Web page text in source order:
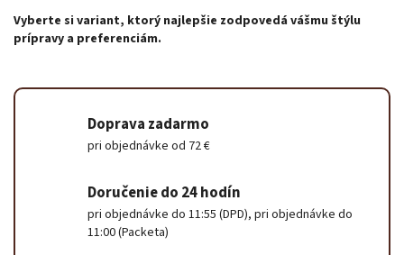
Vyberte si variant, ktorý najlepšie zodpovedá vášmu štýlu
prípravy a preferenciám.
Doprava zadarmo
pri objednávke od 72 €
Doručenie do 24 hodín
pri objednávke do 11:55 (DPD), pri objednávke do
11:00 (Packeta)